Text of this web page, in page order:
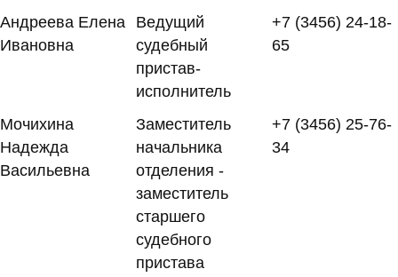
Андреева Елена
Ивановна
Ведущий
судебный
пристав-
исполнитель
+7 (3456) 24-18-
65
Мочихина
Надежда
Васильевна
Заместитель
начальника
отделения -
заместитель
старшего
судебного
пристава
+7 (3456) 25-76-
34